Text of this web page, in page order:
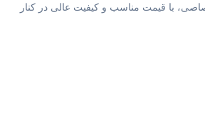
با قیمت مناسب و کیفیت عالی در کنار